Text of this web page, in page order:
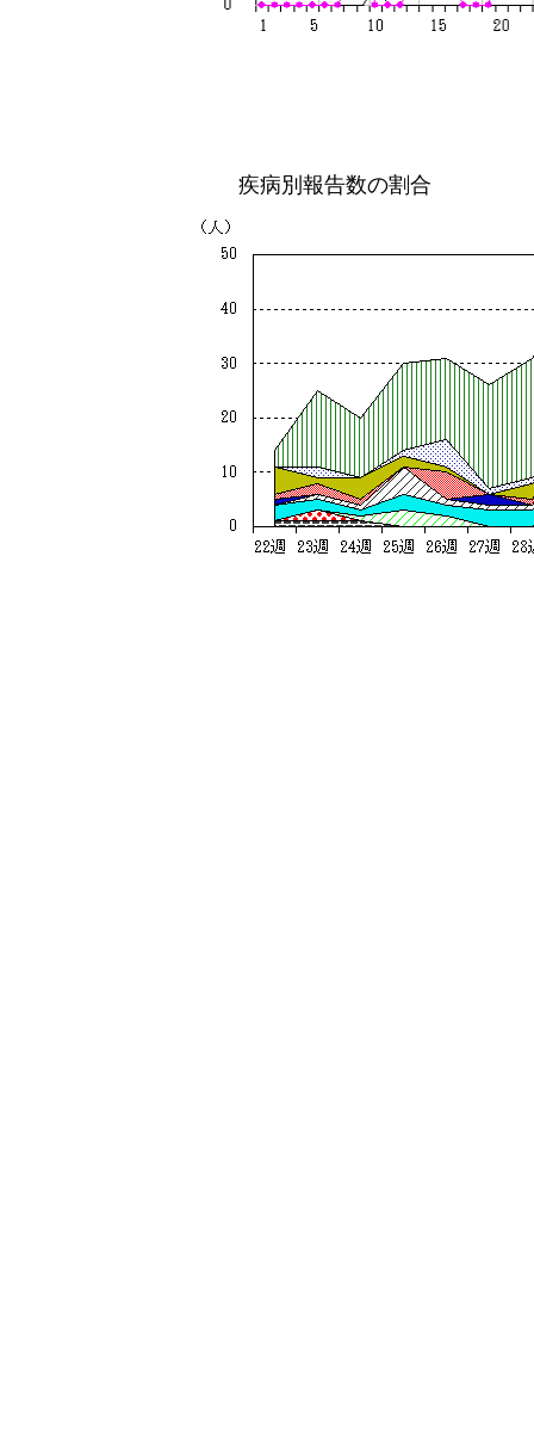
疾病別報告数の割合